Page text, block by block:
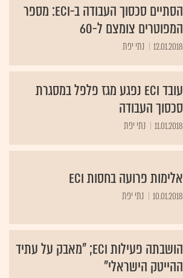
הסתיים סכסוך העבודה ב-ECI: מספר
המפוטרים צומצם ל-60
12.01.2018 נתי יפת
עובד ECI נפגע מגז פלפל במסגרת
סכסוך העבודה
11.01.2018 נתי יפת
אלימות פרועה בחסות ECI
10.01.2018 נתי יפת
הושבתה פעילות ECI; "מאבק על עתיד
ההייטק הישראלי"